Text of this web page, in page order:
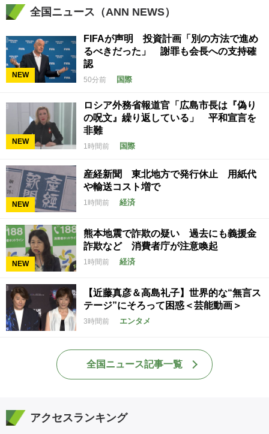
全国ニュース（ANN NEWS）
NEW
FIFAが声明 投資計画「別の方法で進め
るべきだった」 謝罪も会長への支持確
認
50分前 国際
NEW
ロシア外務省報道官「広島市長は『偽り
の呪文』繰り返している」 平和宣言を
非難
1時間前 国際
NEW
産経新聞 東北地方で発行休止 用紙代
や輸送コスト増で
1時間前 経済
NEW
熊本地震で詐欺の疑い 過去にも義援金
詐欺など 消費者庁が注意喚起
1時間前 経済
【近藤真彦＆高島礼子】世界的な“無言ス
テージ”にそろって困惑＜芸能動画＞
3時間前 エンタメ
全国ニュース記事一覧
アクセスランキング